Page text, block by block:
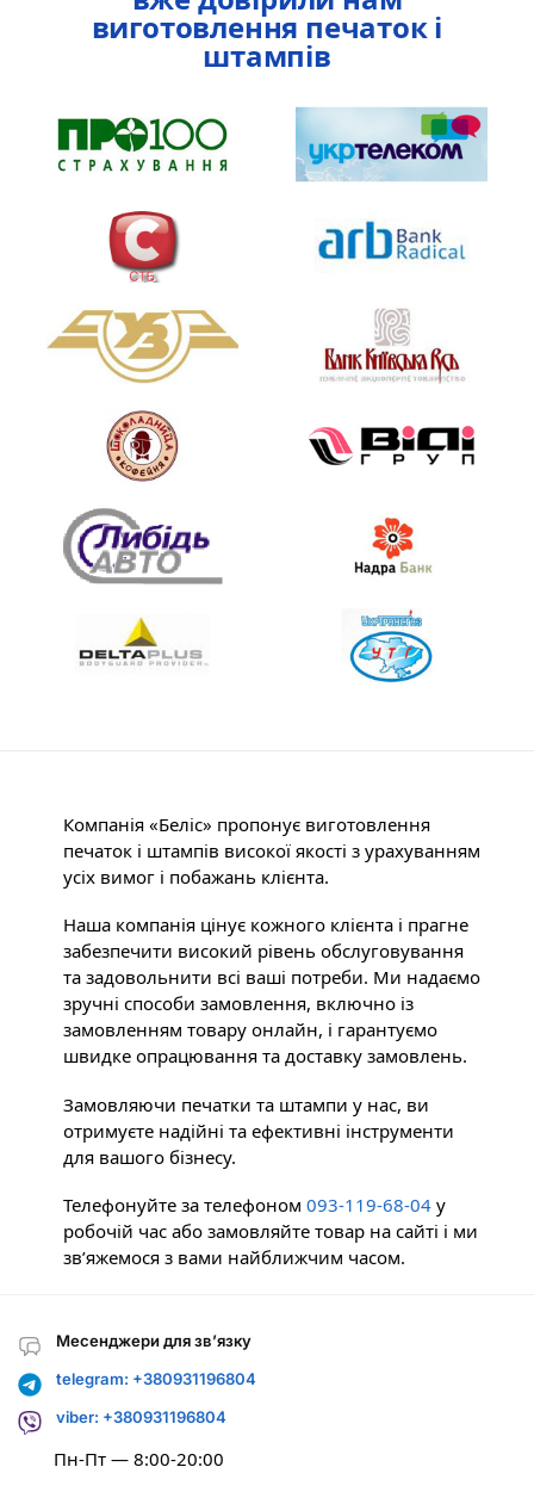
виготовлення печаток і
штампів
Компанія «Беліс» пропонує виготовлення
печаток і штампів високої якості з урахуванням
усіх вимог і побажань клієнта.
Наша компанія цінує кожного клієнта і прагне
забезпечити високий рівень обслуговування
та задовольнити всі ваші потреби. Ми надаємо
зручні способи замовлення, включно із
замовленням товару онлайн, і гарантуємо
швидке опрацювання та доставку замовлень.
Замовляючи печатки та штампи у нас, ви
отримуєте надійні та ефективні інструменти
для вашого бізнесу.
Телефонуйте за телефоном 093-119-68-04у
робочій час або замовляйте товар на сайті і ми
зв’яжемося з вами найближчим часом.
Месенджери для зв’язку
telegram: +380931196804
viber: +380931196804
Пн-Пт — 8:00-20:00